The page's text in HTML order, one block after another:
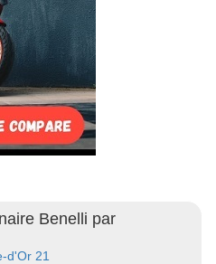
Benelli par
d'Or 21